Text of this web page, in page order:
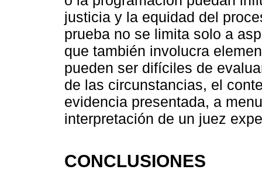
justicia y la equidad del
prueba no se limita solo a
que también involucra
pueden ser difíciles de
de las circunstancias, el
evidencia presentada, a
interpretación de un juez
CONCLUSIONES